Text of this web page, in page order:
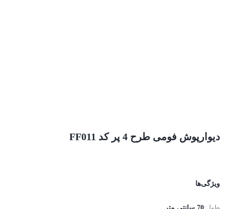
دیوارپوش فومی طرح 4 پر کد FF011
ویژگی‌ها